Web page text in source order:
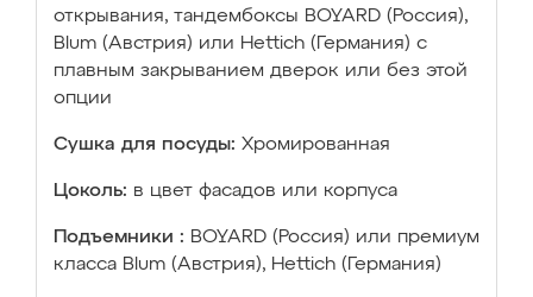
открывания, тандембоксы BOYARD (Россия),
Blum (Австрия) или Hettich (Германия) с
плавным закрыванием дверок или без этой
опции
Сушка для посуды: Хромированная
Цоколь: в цвет фасадов или корпуса
Подъемники : BOYARD (Россия) или премиум
класса Blum (Австрия), Hettich (Германия)